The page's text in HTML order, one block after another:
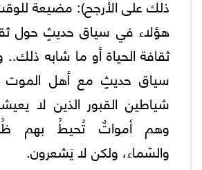
ذلك على الأرجح): مضيعة
هؤلاء في سياق حديثٍ حول
ثقافة الحياة أو ما شابه
سياق حديثٍ مع أهل الموت
شياطين القبور الذين لا
وهم أمواتٌ تُحيطُ بهم
والسّماء، ولكن لا يَشعرون.